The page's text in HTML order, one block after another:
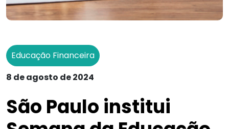
Educação Financeira
8 de agosto de 2024
São Paulo institui